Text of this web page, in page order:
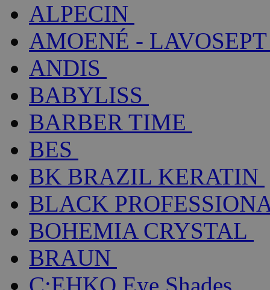
ALPECIN
AMOENÉ - LAVOSEPT
ANDIS
BABYLISS
BARBER TIME
BES
BK BRAZIL KERATIN
BLACK
BOHEMIA CRYSTAL
BRAUN